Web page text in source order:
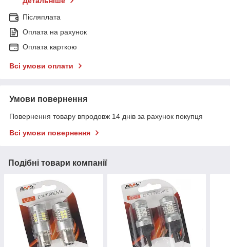
Післяплата
Оплата на рахунок
Оплата карткою
Всі умови оплати
Умови повернення
Повернення товару впродовж 14 днів за рахунок покупця
Всі умови повернення
Подібні товари компанії